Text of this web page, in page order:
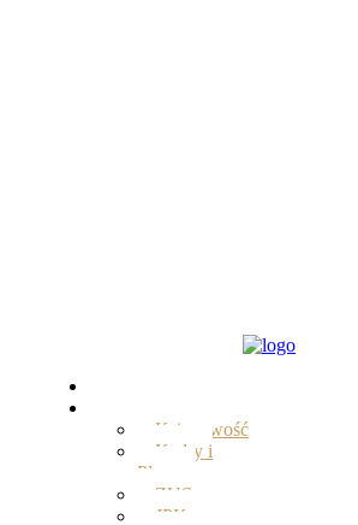
Księgowość
Kadry i
Płace
ZUS
JPK